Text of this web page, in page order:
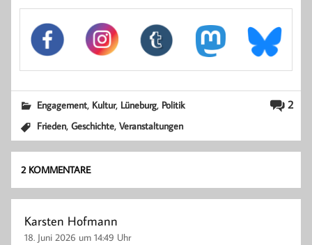
2
Engagement, Kultur, Lüneburg, Politik
Frieden,Geschichte,Veranstaltungen
2 KOMMENTARE
Karsten Hofmann
18. Juni 2026 um 14:49 Uhr